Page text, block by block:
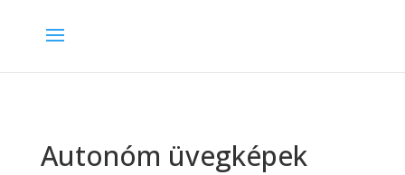
Autonóm üvegképek